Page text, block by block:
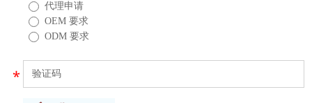
代理申请
OEM 要求
ODM 要求